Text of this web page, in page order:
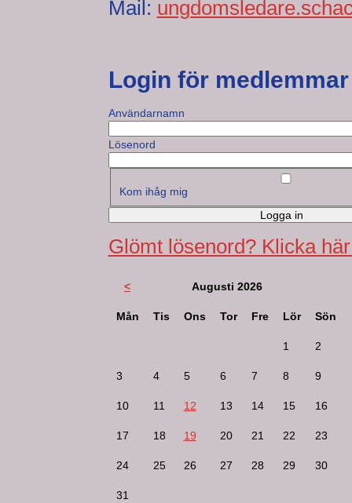
Mail:
Login för medlemmar
Användarnamn
Lösenord
Kom ihåg mig
Logga in
Glömt lösenord? Klicka
< Augusti 2026
Mån Tis Ons Tor Fre Lör Sön
1 2
3 4 5 6 7 8 9
10 11 12 13 14 15 16
17 18 19 20 21 22 23
24 25 26 27 28 29 30
31